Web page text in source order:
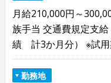
月給210,000円～
族手当 交通費規定支
績 計3か月分） ※試用
勤務地